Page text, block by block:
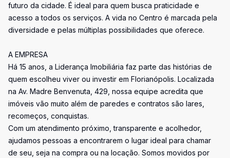
futuro da cidade. É ideal para quem busca praticidade e
acesso a todos os serviços. A vida no Centro é marcada pela
diversidade e pelas múltiplas possibilidades que oferece.
A EMPRESA
Há 15 anos, a Liderança Imobiliária faz parte das histórias de
quem escolheu viver ou investir em Florianópolis. Localizada
na Av. Madre Benvenuta, 429, nossa equipe acredita que
imóveis vão muito além de paredes e contratos são lares,
recomeços, conquistas.
Com um atendimento próximo, transparente e acolhedor,
ajudamos pessoas a encontrarem o lugar ideal para chamar
de seu, seja na compra ou na locação. Somos movidos por